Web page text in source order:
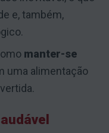
e, também,
manter-se
uma alimentação